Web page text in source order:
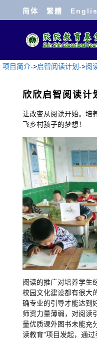
简体 繁體
项目简介->启智阅读计划 ->阅
欣欣启智阅读计
让改变从阅读开始。培
飞乡村孩子的梦想！
阅读的推广对培养学生
校园文化建设都有很大
确专业的引导才能达到
师资力量薄弱，对阅读
量优质课外图书未能充
读教育”项目发起，通